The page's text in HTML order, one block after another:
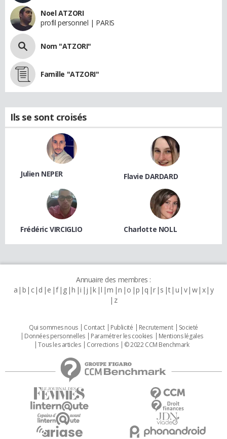
Noel ATZORI
profil personnel | PARIS
Nom "ATZORI"
Famille "ATZORI"
Ils se sont croisés
Julien NEPER Flavie DARDARD
Frédéric VIRCIGLIO Charlotte NOLL
Annuaire des membres :
a b c d e f g h i j k l m n o p q r s t u v w x y
z
Qui sommes nous Contact Publicité Recrutement
Societé
Données personnelles
Paramétrer les cookies
Mentions légales
Tous les articles
Corrections © 2022 CCM Benchmark